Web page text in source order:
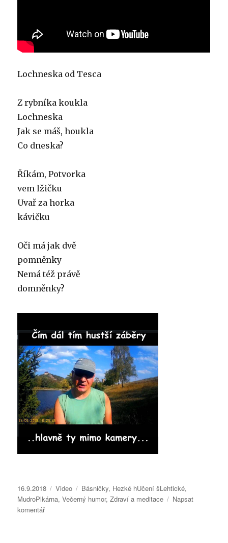
Lochneska od Tesca
Z rybníka koukla
Lochneska
Jak se máš, houkla
Co dneska?
Říkám, Potvorka
vem lžičku
Uvař za horka
kávičku
Oči má jak dvě
pomněnky
Nemá též právě
domněnky?
Publikováno:
16.9.2018 Formát:
Video Rubriky:
Básničky, Hezké hUčení šLehtické,
MudroPlkárna,Večerný humor,Zdraví a meditace
Napsat
komentářpro